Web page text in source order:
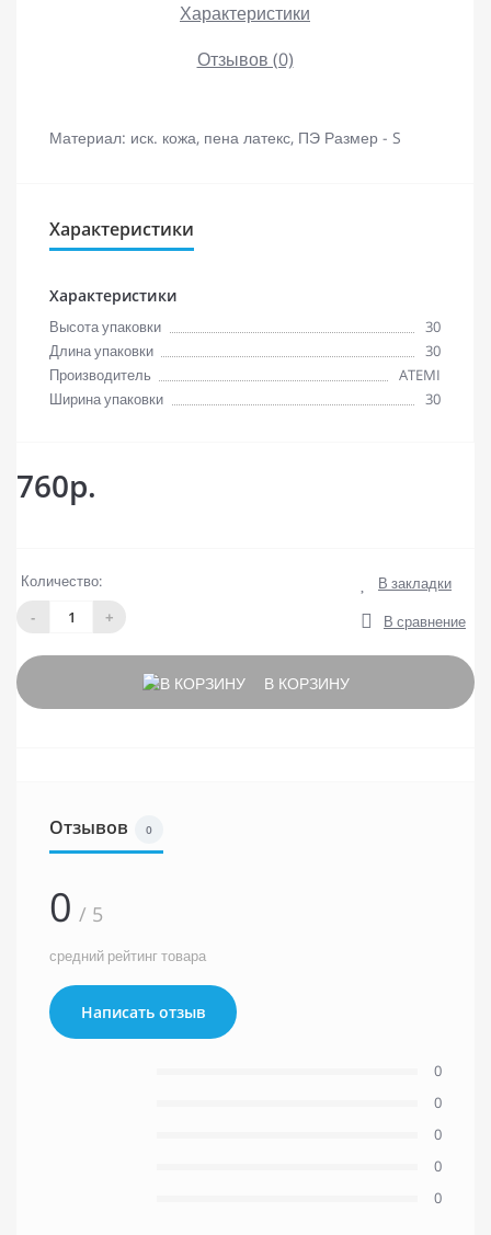
Характеристики
Отзывов (0)
Материал: иск. кожа, пена латекс, ПЭ Размер - S
Характеристики
Характеристики
Высота упаковки
30
Длина упаковки
30
Производитель
ATEMI
Ширина упаковки
30
760р.
Количество:
- +
В закладки
В сравнение
В КОРЗИНУ
Отзывов 0
0 / 5
средний рейтинг товара
Написать отзыв
0
0
0
0
0